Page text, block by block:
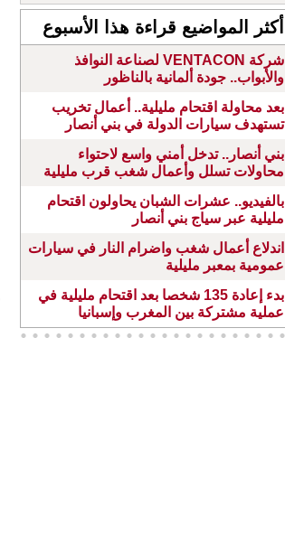
أكثر المواضيع قراءة هذا الأسبوع
شركة VENTACON لصناعة النوافذ
والأبواب.. جودة ألمانية بالناظور
بعد محاولة اقتحام مليلية.. أعمال تخريب
تستهدف سيارات الدولة في بني أنصار
بني أنصار.. تدخل أمني واسع لاحتواء
محاولات تسلل وأعمال شغب قرب مليلية
بالفيديو.. عشرات الشبان يحاولون اقتحام
مليلية عبر سياج بني أنصار
اندلاع أعمال شغب واضرام النار في سيارات
عمومية بمعبر مليلية
بدء إعادة 135 شخصا بعد اقتحام مليلية في
عملية مشتركة بين المغرب وإسبانيا